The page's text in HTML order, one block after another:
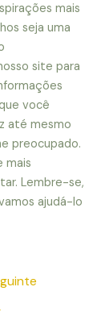
mais
seja uma
site para
você
até mesmo
preocupado.
mais
Lembre-se,
ajudá-lo